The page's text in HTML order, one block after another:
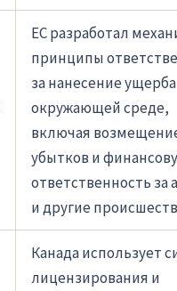
ЕС разработал
принципы
за нанесение ущерба
окружающей среде,
включая
убытков и
ответственность за
и другие
Канада использует
лицензирования и